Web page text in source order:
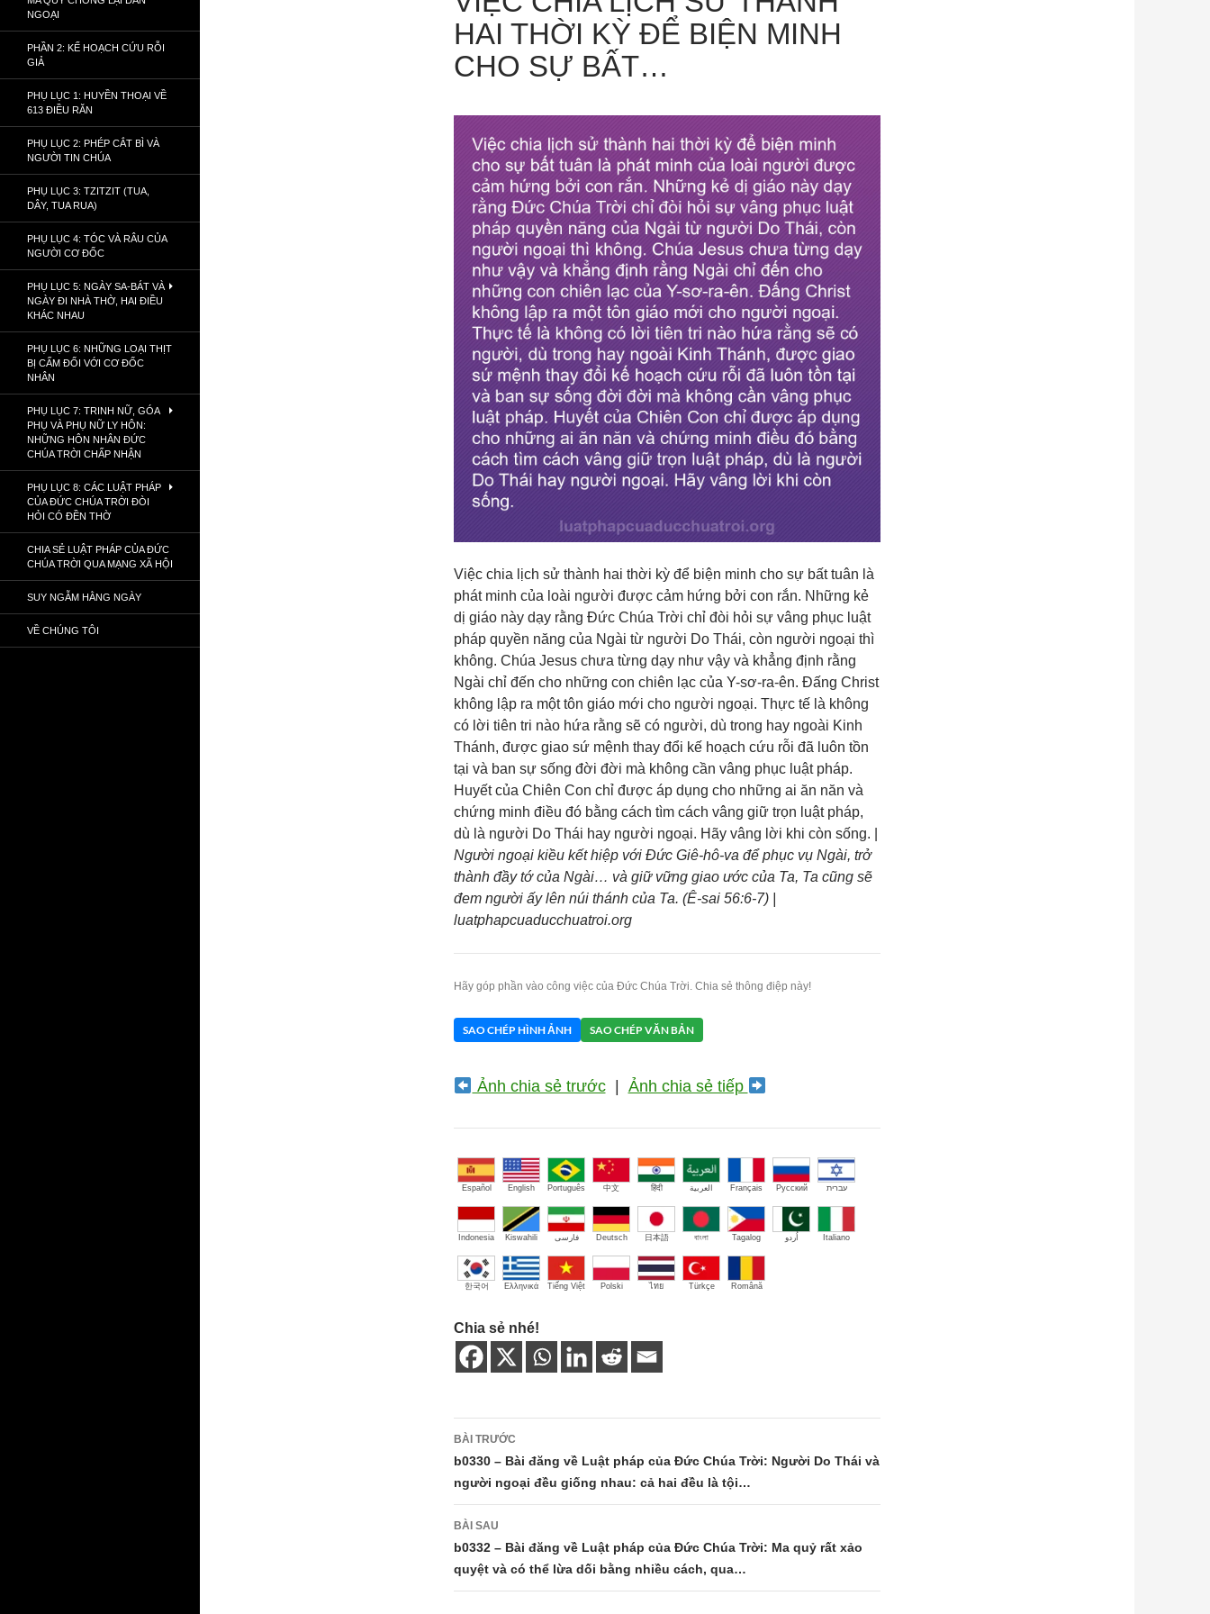
HAI THỜI KỲ ĐỂ BIỆN MINH
CHO SỰ BẤT…
Việc chia lịch sử thành hai thời kỳ để biện minh cho sự bất tuân là
phát minh của loài người được cảm hứng bởi con rắn. Những kẻ
dị giáo này dạy rằng Đức Chúa Trời chỉ đòi hỏi sự vâng phục luật
pháp quyền năng của Ngài từ người Do Thái, còn người ngoại thì
không. Chúa Jesus chưa từng dạy như vậy và khẳng định rằng
Ngài chỉ đến cho những con chiên lạc của Y-sơ-ra-ên. Đấng Christ
không lập ra một tôn giáo mới cho người ngoại. Thực tế là không
có lời tiên tri nào hứa rằng sẽ có người, dù trong hay ngoài Kinh
Thánh, được giao sứ mệnh thay đổi kế hoạch cứu rỗi đã luôn tồn
tại và ban sự sống đời đời mà không cần vâng phục luật pháp.
Huyết của Chiên Con chỉ được áp dụng cho những ai ăn năn và
chứng minh điều đó bằng cách tìm cách vâng giữ trọn luật pháp,
dù là người Do Thái hay người ngoại. Hãy vâng lời khi còn sống. |
Người ngoại kiều kết hiệp với Đức Giê-hô-va để phục vụ Ngài, trở
thành đầy tớ của Ngài… và giữ vững giao ước của Ta, Ta cũng sẽ
đem người ấy lên núi thánh của Ta. (Ê-sai 56:6-7) |
luatphapcuaducchuatroi.org
Hãy góp phần vào công việc của Đức Chúa Trời. Chia sẻ thông điệp này!
SAO CHÉP HÌNH ẢNH SAO CHÉP VĂN BẢN
Ảnh chia sẻ trước| Ảnh chia sẻ tiếp
Español English Português 中文 हिंदी العربية Français Русский עברית
Indonesia Kiswahili فارسی Deutsch 日本語 বাংলা Tagalog اُردو Italiano
한국어 Ελληνικά Tiếng Việt Polski ไทย Türkçe Română
Chia sẻ nhé!
Điều
hướng
bài
viết
BÀI TRƯỚC
b0330 – Bài đăng về Luật pháp của Đức Chúa Trời: Người Do Thái và
người ngoại đều giống nhau: cả hai đều là tội…
BÀI SAU
b0332 – Bài đăng về Luật pháp của Đức Chúa Trời: Ma quỷ rất xảo
quyệt và có thể lừa dối bằng nhiều cách, qua…
NGOẠI
PHẦN 2: KẾ HOẠCH CỨU RỖI
GIẢ
PHỤ LỤC 1: HUYỀN THOẠI VỀ
613 ĐIỀU RĂN
PHỤ LỤC 2: PHÉP CẮT BÌ VÀ
NGƯỜI TIN CHÚA
PHỤ LỤC 3: TZITZIT (TUA,
DÂY, TUA RUA)
PHỤ LỤC 4: TÓC VÀ RÂU CỦA
NGƯỜI CƠ ĐỐC
PHỤ LỤC 5: NGÀY SA-BÁT VÀ
NGÀY ĐI NHÀ THỜ, HAI ĐIỀU
KHÁC NHAU
PHỤ LỤC 6: NHỮNG LOẠI THỊT
BỊ CẤM ĐỐI VỚI CƠ ĐỐC
NHÂN
PHỤ LỤC 7: TRINH NỮ, GÓA
PHỤ VÀ PHỤ NỮ LY HÔN:
NHỮNG HÔN NHÂN ĐỨC
CHÚA TRỜI CHẤP NHẬN
PHỤ LỤC 8: CÁC LUẬT PHÁP
CỦA ĐỨC CHÚA TRỜI ĐÒI
HỎI CÓ ĐỀN THỜ
CHIA SẺ LUẬT PHÁP CỦA ĐỨC
CHÚA TRỜI QUA MẠNG XÃ HỘI
SUY NGẪM HẰNG NGÀY
VỀ CHÚNG TÔI